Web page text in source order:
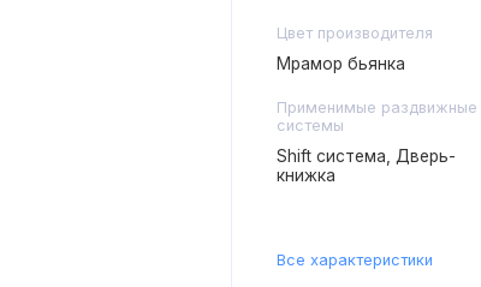
Цвет производителя
Мрамор бьянка
Применимые раздвижные
системы
Shift система, Дверь-
книжка
Все характеристики